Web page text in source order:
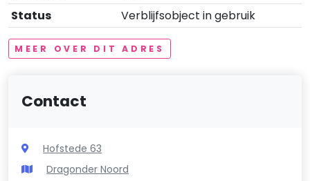
Status
Verblijfsobject in gebruik
MEER OVER DIT ADRES
Contact
Hofstede 63
Dragonder Noord